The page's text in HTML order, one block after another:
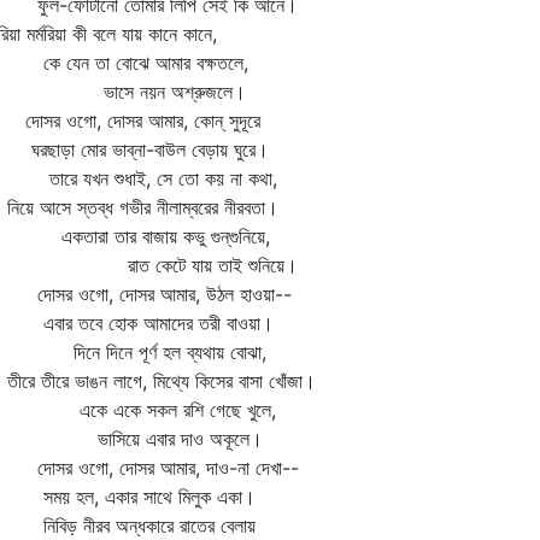
ফোটানো তোমার লিপি সেই কি আনে।
মর্মরিয়া কী বলে যায় কানে কানে,
যেন তা বোঝে আমার বক্ষতলে,
নয়ন অশ্রুজলে।
ওগো, দোসর আমার, কোন্‌ সুদূরে
মোর ভাব্‌না-বাউল বেড়ায় ঘুরে।
যখন শুধাই, সে তো কয় না কথা,
আসে স্তব্ধ গভীর নীলাম্বরের নীরবতা।
তার বাজায় কভু গুন্‌গুনিয়ে,
কেটে যায় তাই শুনিয়ে।
ওগো, দোসর আমার, উঠল হাওয়া--
তবে হোক আমাদের তরী বাওয়া।
দিনে পূর্ণ হল ব্যথায় বোঝা,
তীরে ভাঙন লাগে, মিথ্যে কিসের বাসা খোঁজা।
একে সকল রশি গেছে খুলে,
এবার দাও অকূলে।
ওগো, দোসর আমার, দাও-না দেখা--
হল, একার সাথে মিলুক একা।
নীরব অন্ধকারে রাতের বেলায়